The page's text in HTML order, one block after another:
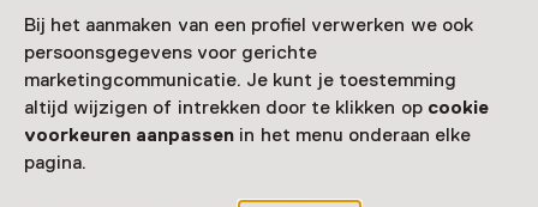
Bij het aanmaken van een profiel verwerken we ook
persoonsgegevens voor gerichte
marketingcommunicatie. Je kunt je toestemming
altijd wijzigen of intrekken door te klikken op cookie
voorkeuren aanpassen in het menu onderaan elke
pagina.